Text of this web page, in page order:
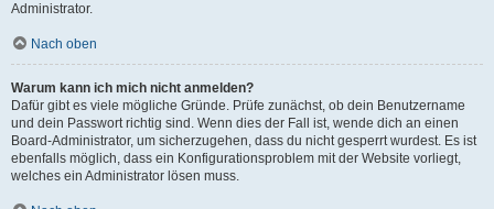
Administrator.
Nach oben
Warum kann ich mich nicht anmelden?
Dafür gibt es viele mögliche Gründe. Prüfe zunächst, ob dein Benutzername
und dein Passwort richtig sind. Wenn dies der Fall ist, wende dich an einen
Board-Administrator, um sicherzugehen, dass du nicht gesperrt wurdest. Es ist
ebenfalls möglich, dass ein Konfigurationsproblem mit der Website vorliegt,
welches ein Administrator lösen muss.